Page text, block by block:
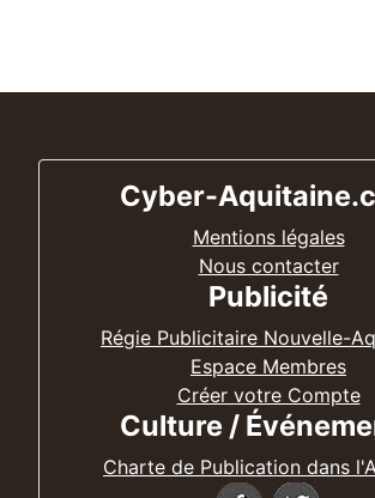
Cyber-
Mentions légales
Nous contacter
Publicité
Régie Publicitaire Nouvelle-
Espace Membres
Créer votre Compte
Culture /
Charte de Publication dans